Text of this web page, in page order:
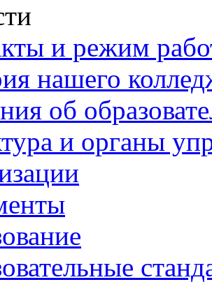
и режим
нашего
об
и органы